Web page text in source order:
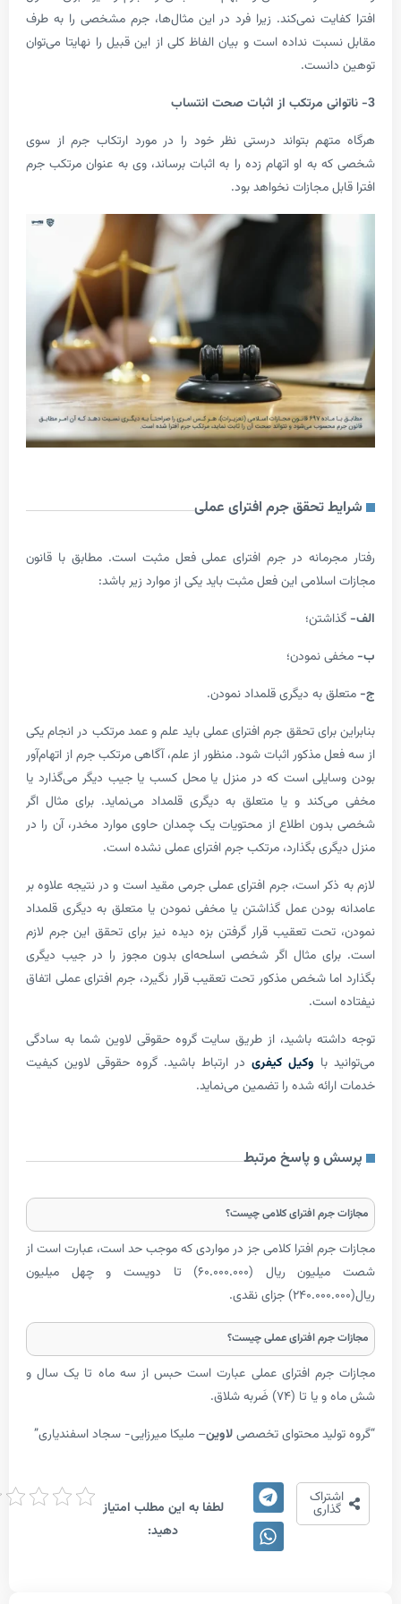
نمی‌کند. زیرا فرد در این مثال‌ها، جرم مشخصی را به طرف
نداده است و بیان الفاظ کلی از این قبیل را نهایتا می‌توان
بتواند درستی نظر خود را در مورد ارتکاب جرم از سوی
او اتهام زده را به اثبات برساند، وی به عنوان مرتکب جرم
مجازات نخواهد بود.
تحقق جرم افترای عملی
در جرم افترای عملی فعل مثبت است. مطابق با قانون
این فعل مثبت باید یکی از موارد زیر باشد:
نمودن؛
به دیگری قلمداد نمودن.
برای تحقق جرم افترای عملی باید علم و عمد مرتکب در انجام یکی
مذکور اثبات شود. منظور از علم، آگاهی مرتکب جرم از اتهام‌آور
است که در منزل یا محل کسب یا جیب دیگر می‌گذارد یا
و یا متعلق به دیگری قلمداد می‌نماید. برای مثال اگر
اطلاع از محتویات یک چمدان حاوی موارد مخدر، آن را در
بگذارد، مرتکب جرم افترای عملی نشده است.
است، جرم افترای عملی جرمی مقید است و در نتیجه علاوه بر
بودن عمل گذاشتن یا مخفی نمودن یا متعلق به دیگری قلمداد
تعقیب قرار گرفتن بزه دیده نیز برای تحقق این جرم لازم
مثال اگر شخصی اسلحه‌ای بدون مجوز را در جیب دیگری
شخص مذکور تحت تعقیب قرار نگیرد، جرم افترای عملی اتفاق
باشید، از طریق سایت گروه حقوقی لاوین شما به سادگی
وکیل کیفری در ارتباط باشید. گروه حقوقی لاوین کیفیت
شده را تضمین می‌نماید.
و پاسخ مرتبط
افترای کلامی چیست؟
افترا کلامی جز در مواردی که موجب حد است، عبارت است از
شصت میلیون ریال (۶۰.۰۰۰.۰۰۰) تا دویست و چهل میلیون
افترای عملی چیست؟
افترای عملی عبارت است حبس از سه ماه تا یک سال و
ضَربه شلاق.
محتوای تخصصیلاوین– ملیکا میرزایی- سجاد اسفندیاری”
لطفا به این مطلب امتیاز
امتیاز
دهی